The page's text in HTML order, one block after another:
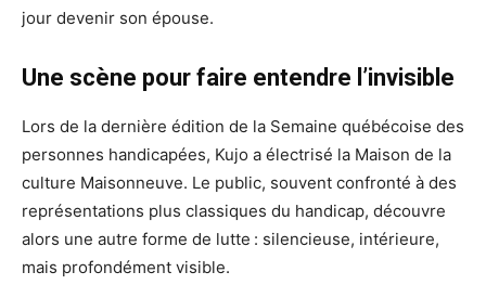
jour devenir son épouse.
Une scène pour faire entendre l’invisible
Lors de la dernière édition de la Semaine québécoise des
personnes handicapées, Kujo a électrisé la Maison de la
culture Maisonneuve. Le public, souvent confronté à des
représentations plus classiques du handicap, découvre
alors une autre forme de lutte : silencieuse, intérieure,
mais profondément visible.